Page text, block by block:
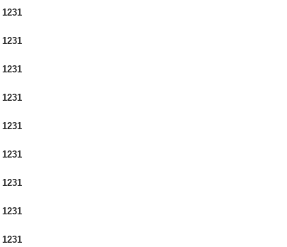
1231
1231
1231
1231
1231
1231
1231
1231
1231